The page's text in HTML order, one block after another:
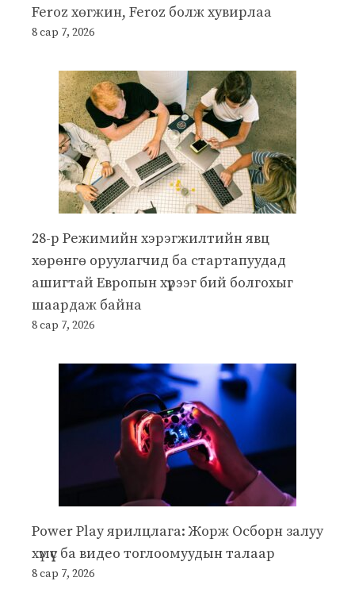
Feroz хөгжин, Feroz болж хувирлаа
8 сар 7, 2026
28-р Режимийн хэрэгжилтийн явц
хөрөнгө оруулагчид ба стартапуудад
ашигтай Европын хүрээг бий болгохыг
шаардаж байна
8 сар 7, 2026
Power Play ярилцлага: Жорж Осборн залуу
хүмүүс ба видео тоглоомуудын талаар
8 сар 7, 2026